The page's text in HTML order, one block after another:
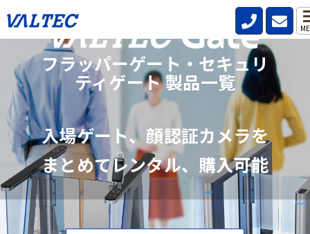
フラッパーゲート・セキュリ
ティゲート 製品一覧
入場ゲート、顔認証カメラを
まとめてレンタル、購入可能